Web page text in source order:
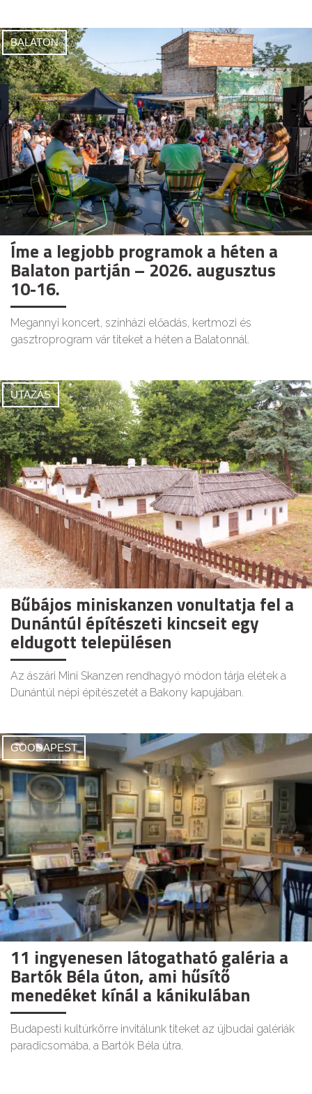
BALATON
Íme a legjobb programok a héten a
Balaton partján – 2026. augusztus
10-16.
Megannyi koncert, színházi előadás, kertmozi és
gasztroprogram vár titeket a héten a Balatonnál.
UTAZÁS
Bűbájos miniskanzen vonultatja fel a
Dunántúl építészeti kincseit egy
eldugott településen
Az ászári Mini Skanzen rendhagyó módon tárja elétek a
Dunántúl népi építészetét a Bakony kapujában.
GOODAPEST
11 ingyenesen látogatható galéria a
Bartók Béla úton, ami hűsítő
menedéket kínál a kánikulában
Budapesti kultúrkörre invitálunk titeket az újbudai galériák
paradicsomába, a Bartók Béla útra.